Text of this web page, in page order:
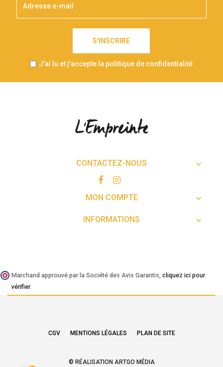
S'INSCRIRE
J'ai lu et j'accepte la politique de confidentialité
CONTACTEZ-NOUS 
MON COMPTE 
INFORMATIONS 
Marchand approuvé par la Société des Avis Garantis, cliquez ici pour
vérifier.
CGV MENTIONS LÉGALES PLAN DE SITE
© RÉALISATION ARTGO MÉDIA